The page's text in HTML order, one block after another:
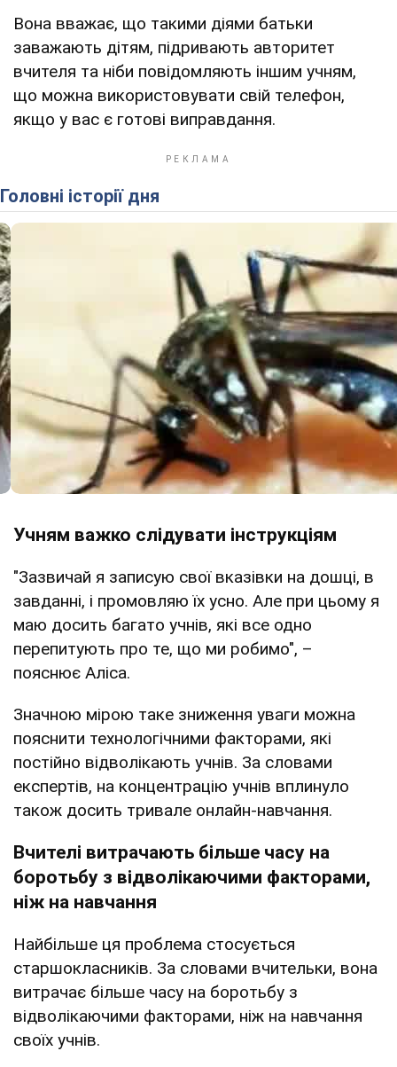
Вона вважає, що такими діями батьки
заважають дітям, підривають авторитет
вчителя та ніби повідомляють іншим учням,
що можна використовувати свій телефон,
якщо у вас є готові виправдання.
Головні історії дня
Учням важко слідувати інструкціям
"Зазвичай я записую свої вказівки на дошці, в
завданні, і промовляю їх усно. Але при цьому я
маю досить багато учнів, які все одно
перепитують про те, що ми робимо", –
пояснює Аліса.
Значною мірою таке зниження уваги можна
пояснити технологічними факторами, які
постійно відволікають учнів. За словами
експертів, на концентрацію учнів вплинуло
також досить тривале онлайн-навчання.
Вчителі витрачають більше часу на
боротьбу з відволікаючими факторами,
ніж на навчання
Найбільше ця проблема стосується
старшокласників. За словами вчительки, вона
витрачає більше часу на боротьбу з
відволікаючими факторами, ніж на навчання
своїх учнів.